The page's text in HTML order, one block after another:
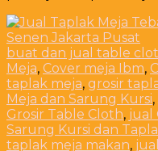
buat dan jual table
Meja, Cover meja Ibm,
taplak meja, grosir
Meja dan Sarung Kursi,
Grosir Table Cloth, jual
Sarung Kursi dan
taplak meja makan,